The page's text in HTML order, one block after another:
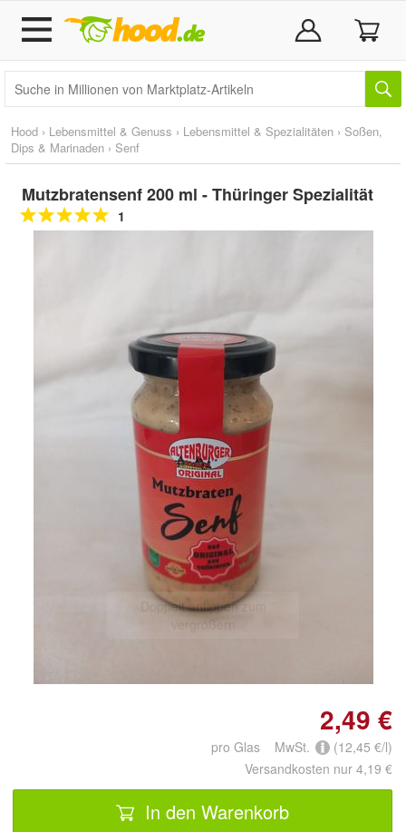
Hood › Lebensmittel & Genuss › Lebensmittel & Spezialitäten › Soßen,
Dips & Marinaden › Senf
Mutzbratensenf 200 ml - Thüringer Spezialität
1
Doppelt antippen zum
vergrößern
2,49 €
pro Glas MwSt.
(12,45 €/l)
Versandkosten nur 4,19 €
In den Warenkorb